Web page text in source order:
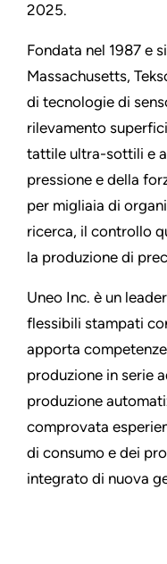
2025.
Fondata nel 1987 e
Massachusetts,
di tecnologie di
rilevamento
tattile ultra-sottili e
pressione e della
per migliaia di
ricerca, il controllo
la produzione di
Uneo Inc. è un
flessibili stampati
apporta
produzione in serie
produzione
comprovata
di consumo e dei
integrato di nuova